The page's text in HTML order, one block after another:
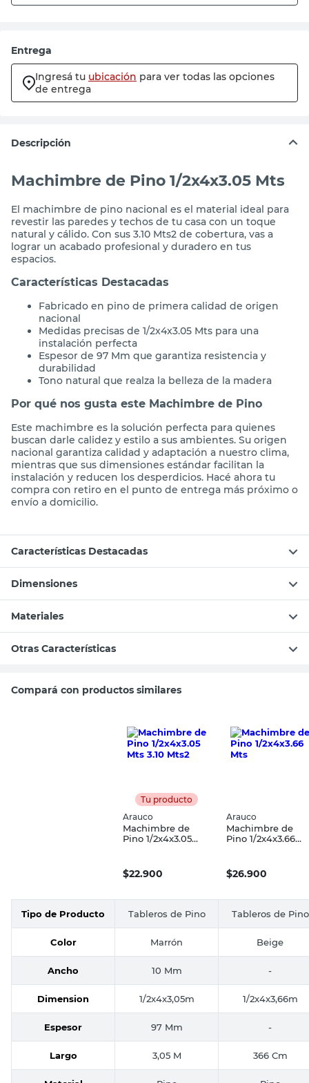
Entrega
Ingresá tu ubicación para ver todas las opciones
de entrega
Descripción
Machimbre de Pino 1/2x4x3.05 Mts
El machimbre de pino nacional es el material ideal para
revestir las paredes y techos de tu casa con un toque
natural y cálido. Con sus 3.10 Mts2 de cobertura, vas a
lograr un acabado profesional y duradero en tus
espacios.
Características Destacadas
Fabricado en pino de primera calidad de origen
nacional
Medidas precisas de 1/2x4x3.05 Mts para una
instalación perfecta
Espesor de 97 Mm que garantiza resistencia y
durabilidad
Tono natural que realza la belleza de la madera
Por qué nos gusta este Machimbre de Pino
Este machimbre es la solución perfecta para quienes
buscan darle calidez y estilo a sus ambientes. Su origen
nacional garantiza calidad y adaptación a nuestro clima,
mientras que sus dimensiones estándar facilitan la
instalación y reducen los desperdicios. Hacé ahora tu
compra con retiro en el punto de entrega más próximo o
envío a domicilio.
Características Destacadas
Dimensiones
Materiales
Otras Características
Compará con productos similares
Tu producto
Arauco
Machimbre de
Pino 1/2x4x3.05
$22.900
Arauco
Machimbre de
Pino 1/2x4x3.66
$26.900
Tipo de Producto Tableros de Pino Tableros de Pino
Color Marrón Beige
Ancho 10 Mm -
Dimension 1/2x4x3,05m 1/2x4x3,66m
Espesor 97 Mm -
Largo 3,05 M 366 Cm